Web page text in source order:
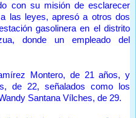
con su misión de esclarecer
las leyes, apresó a otros dos
gasolinera en el distrito
donde un empleado del
Montero, de 21 años, y
de 22, señalados como los
Santana Vílches, de 29.